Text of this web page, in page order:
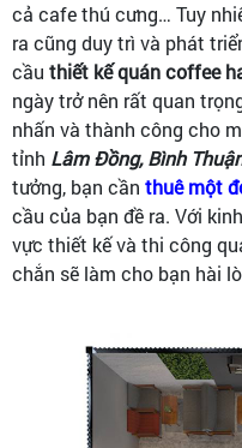
cả cafe thú cưng… Tuy
ra cũng duy trì và phát
cầu thiết kế quán coffee
ngày trở nên rất quan
nhấn và thành công cho
tỉnh Lâm Đồng, Bình
tưởng, bạn cần thuê một
cầu của bạn đề ra. Với
vực thiết kế và thi công
chắn sẽ làm cho bạn hài